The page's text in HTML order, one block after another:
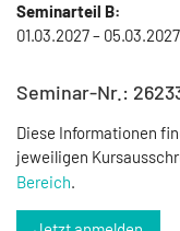
Seminarteil B:
01.03.2027 – 05.03.2027
Seminar-Nr.:
Diese Informationen
jeweiligen
Bereich.